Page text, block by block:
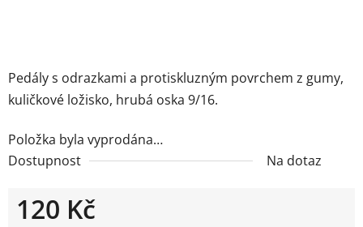
Pedály s odrazkami a protiskluzným povrchem z gumy,
kuličkové ložisko, hrubá oska 9/16.
Položka byla vyprodána…
Dostupnost
Na dotaz
120 Kč